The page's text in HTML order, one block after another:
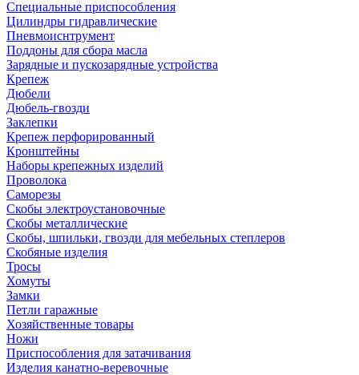
Специальные приспособления
Цилиндры гидравлические
Пневмоиснтрумент
Поддоны для сбора масла
Зарядные и пускозарядные устройства
Крепеж
Дюбели
Дюбель-гвозди
Заклепки
Крепеж перфорированный
Кронштейны
Наборы крепежных изделий
Проволока
Саморезы
Скобы электроустановочные
Скобы металлические
Скобы, шпильки, гвозди для мебельных степлеров
Скобяные изделия
Тросы
Хомуты
Замки
Петли гаражные
Хозяйственные товары
Ножи
Приспособления для затачивания
Изделия канатно-веревочные